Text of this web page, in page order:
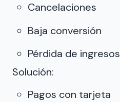
Cancelaciones
Baja conversión
Pérdida de ingresos
Solución:
Pagos con tarjeta